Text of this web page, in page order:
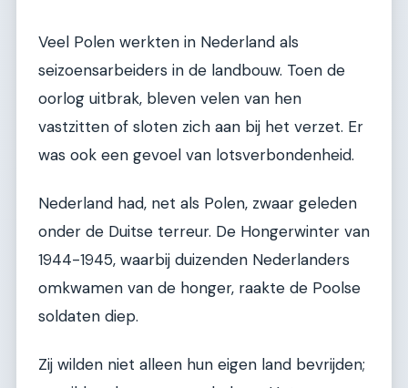
Veel Polen werkten in Nederland als
seizoensarbeiders in de landbouw. Toen de
oorlog uitbrak, bleven velen van hen
vastzitten of sloten zich aan bij het verzet. Er
was ook een gevoel van lotsverbondenheid.
Nederland had, net als Polen, zwaar geleden
onder de Duitse terreur. De Hongerwinter van
1944-1945, waarbij duizenden Nederlanders
omkwamen van de honger, raakte de Poolse
soldaten diep.
Zij wilden niet alleen hun eigen land bevrijden;